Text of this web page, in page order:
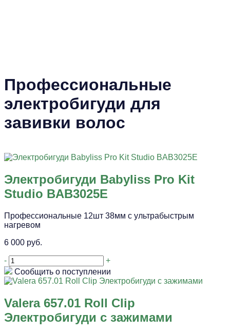
Профессиональные
электробигуди для
завивки волос
Электробигуди Babyliss Pro Kit
Studio BAB3025E
Профессиональные 12шт 38мм с ультрабыстрым
нагревом
6 000 руб.
-
+
Сообщить о поступлении
Valera 657.01 Roll Clip
Электробигуди с зажимами